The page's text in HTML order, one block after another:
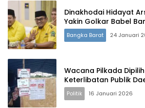
Dinakhodai Hidayat
Yakin Golkar Babel
Bangka Barat 24 Januari
Wacana Pilkada Dipilih
Keterlibatan Publik
Politik 16 Januari 2026